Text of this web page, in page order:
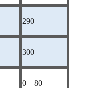
290
300
0—80